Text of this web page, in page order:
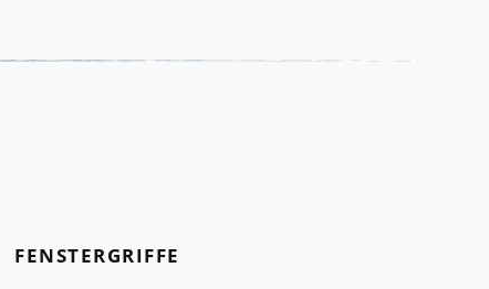
FENSTERGRIFFE